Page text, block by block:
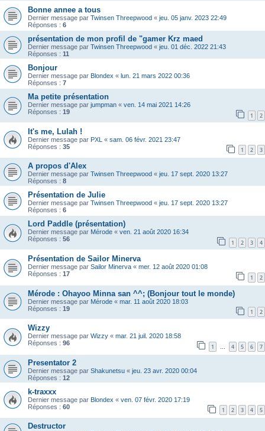
Bonne annee a tous
Dernier message par Twinsen Threepwood « jeu. 05 janv. 2023 22:49
Réponses : 6
présentation de mon profil de "gamer Krz maed
Dernier message par Twinsen Threepwood « jeu. 01 déc. 2022 21:43
Réponses : 11
Bonjour
Dernier message par Blondex « lun. 21 mars 2022 00:36
Réponses : 7
Ma petite présentation
Dernier message par jumpman « ven. 14 mai 2021 14:26
Réponses : 19 1 2
It's me, Lulah !
Dernier message par PXL « sam. 06 févr. 2021 23:47
Réponses : 35 1 2 3
A propos d'Alex
Dernier message par Twinsen Threepwood « jeu. 17 sept. 2020 13:27
Réponses : 8
Présentation de Julie
Dernier message par Twinsen Threepwood « jeu. 17 sept. 2020 13:27
Réponses : 6
Lord Paddle (présentation)
Dernier message par Mérode « ven. 21 août 2020 16:34
Réponses : 56 1 2 3 4
Présentation de Sailor Minerva
Dernier message par Sailor Minerva « mer. 12 août 2020 01:08
Réponses : 17 1 2
Mérode : Ohayoo Minna san ^^; (Bonjour tout le monde)
Dernier message par Mérode « mar. 11 août 2020 18:03
Réponses : 19 1 2
Wizzy
Dernier message par Wizzy « mar. 21 juil. 2020 18:58
Réponses : 96 1 … 4 5 6 7
Presentator 2
Dernier message par Shakunetsu « jeu. 23 avr. 2020 00:04
Réponses : 12
k-traxxx
Dernier message par Blondex « ven. 07 févr. 2020 17:19
Réponses : 60 1 2 3 4 5
Destructor